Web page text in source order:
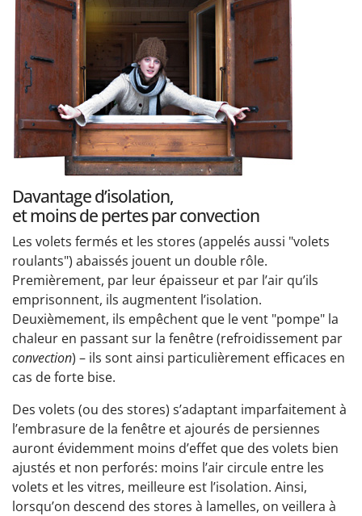
Davantage d’isolation,
et moins de pertes par convection
Les volets fermés et les stores (appelés aussi "volets
roulants") abaissés jouent un double rôle.
Premièrement, par leur épaisseur et par l’air qu’ils
emprisonnent, ils augmentent l’isolation.
Deuxièmement, ils empêchent que le vent "pompe" la
chaleur en passant sur la fenêtre (refroidissement par
convection) – ils sont ainsi particulièrement efficaces en
cas de forte bise.
Des volets (ou des stores) s’adaptant imparfaitement à
l’embrasure de la fenêtre et ajourés de persiennes
auront évidemment moins d’effet que des volets bien
ajustés et non perforés: moins l’air circule entre les
volets et les vitres, meilleure est l’isolation. Ainsi,
lorsqu’on descend des stores à lamelles, on veillera à